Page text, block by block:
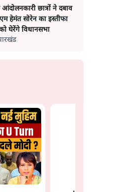
छात्रों ने दबाव
हेमंत सोरेन का इस्तीफा
घेरेंगे विधानसभा